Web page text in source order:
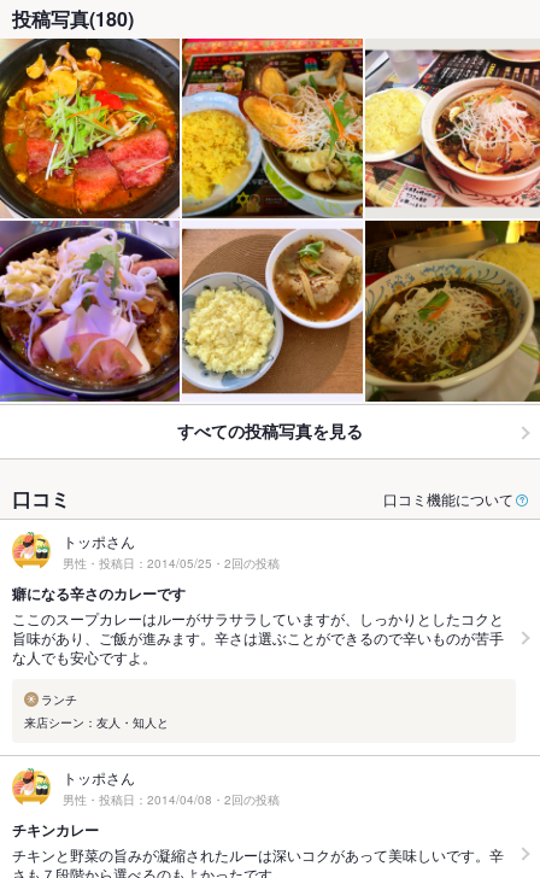
投稿写真(180)
すべての投稿写真を見る
口コミ 口コミ機能について
トッポさん
男性・投稿日：2014/05/25・2回の投稿
癖になる辛さのカレーです
ここのスープカレーはルーがサラサラしていますが、しっかりとしたコクと
旨味があり、ご飯が進みます。辛さは選ぶことができるので辛いものが苦手
な人でも安心ですよ。
ランチ
来店シーン：友人・知人と
トッポさん
男性・投稿日：2014/04/08・2回の投稿
チキンカレー
チキンと野菜の旨みが凝縮されたルーは深いコクがあって美味しいです。辛
さも７段階から選べるのもよかったです。